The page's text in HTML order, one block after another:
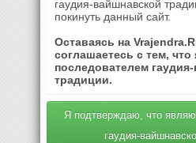
гаудия-вайшнавской
покинуть данный сайт.
Оставаясь на
соглашаетесь с тем, что
последователем
традиции.
Я подтверждаю, что
гаудия-